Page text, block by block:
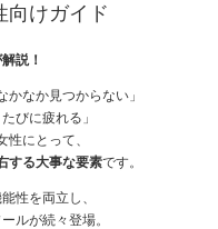
向けガイド
説！
かなか見つからない」
びに疲れる」
性にとって、
する大事な要素です。
性を両立し、
ルが続々登場。